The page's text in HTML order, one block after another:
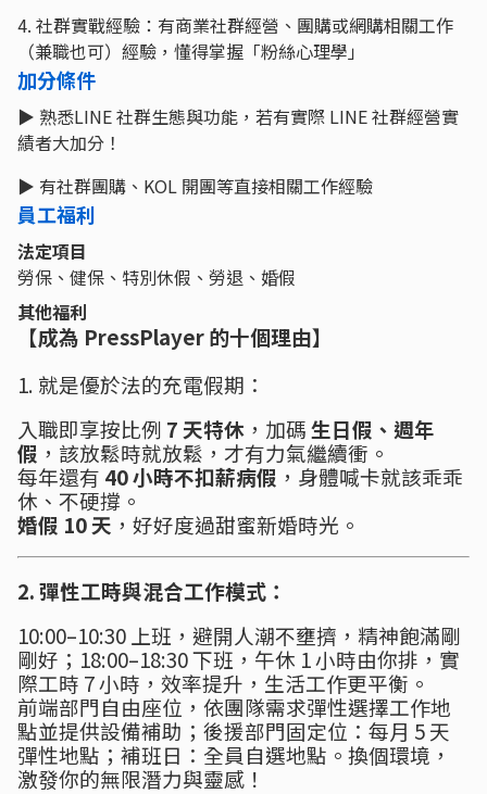
4. 社群實戰經驗：有商業社群經營、團購或網購相關工作
（兼職也可）經驗，懂得掌握「粉絲心理學」
加分條件
▶︎ 熟悉LINE 社群生態與功能，若有實際 LINE 社群經營實
績者大加分！
▶︎ 有社群團購、KOL 開團等直接相關工作經驗
員工福利
法定項目
勞保、健保、特別休假、勞退、婚假
其他福利
【成為 PressPlayer 的十個理由】
1. 就是優於法的充電假期：
入職即享按比例 7 天特休 ，加碼生日假、週年
假 ，該放鬆時就放鬆，才有力氣繼續衝。
每年還有 40 小時不扣薪病假 ，身體喊卡就該乖乖
休、不硬撐。
婚假 10 天 ，好好度過甜蜜新婚時光。
2. 彈性工時與混合工作模式：
10:00–10:30 上班，避開人潮不壅擠，精神飽滿剛
剛好；18:00–18:30 下班，午休 1 小時由你排，實
際工時 7 小時，效率提升，生活工作更平衡。
前端部門自由座位，依團隊需求彈性選擇工作地
點並提供設備補助；後援部門固定位：每月 5 天
彈性地點；補班日：全員自選地點。換個環境，
激發你的無限潛力與靈感！